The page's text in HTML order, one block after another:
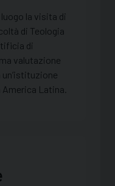
la visita di
di Teologia
di
valutazione
un’istituzione
Latina.